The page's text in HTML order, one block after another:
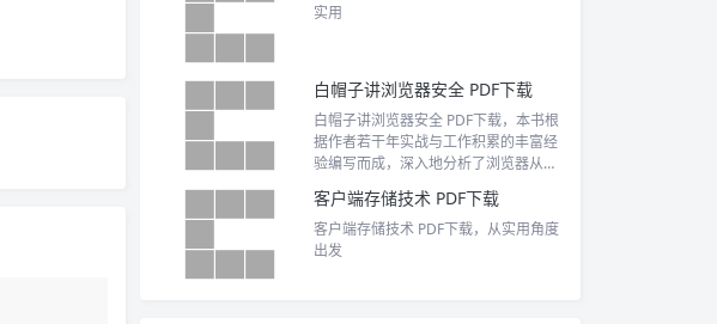
实用
白帽子讲浏览器安全 PDF下载
白帽子讲浏览器安全 PDF下载，本书根
据作者若干年实战与工作积累的丰富经
验编写而成，深入地分析了浏览器从导
的安全问题，也对浏览器的部分实现细
节有着详细和深入的介绍，对安全工作
者有一定的参考意义。
客户端存储技术 PDF下载
客户端存储技术 PDF下载，从实用角度
出发